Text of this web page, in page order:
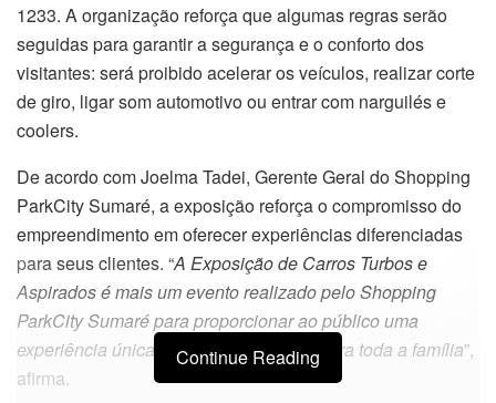
1233. A organização reforça que algumas regras serão
seguidas para garantir a segurança e o conforto dos
visitantes: será proibido acelerar os veículos, realizar corte
de giro, ligar som automotivo ou entrar com narguilés e
coolers.
De acordo com Joelma Tadei, Gerente Geral do Shopping
ParkCity Sumaré, a exposição reforça o compromisso do
empreendimento em oferecer experiências diferenciadas
para seus clientes. “A Exposição de Carros Turbos e
Aspirados é mais um evento realizado pelo Shopping
ParkCity Sumaré para proporcionar ao público uma
experiência única, repleta de diversão para toda a família”,
afirma.
Continue Reading